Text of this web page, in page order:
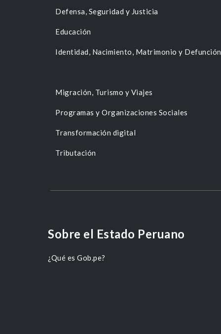
Defensa, Seguridad y Justicia
Educación
Identidad, Nacimiento, Matrimonio y Defunción
Migración, Turismo y Viajes
Programas y Organizaciones Sociales
Transformación digital
Tributación
Sobre el Estado Peruano
¿Qué es Gob.pe?